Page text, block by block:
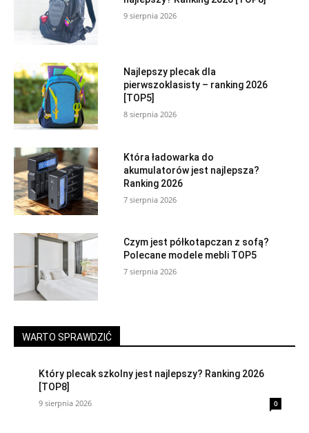
9 sierpnia 2026
Najlepszy plecak dla
pierwszoklasisty – ranking 2026
[TOP5]
8 sierpnia 2026
Która ładowarka do
akumulatorów jest najlepsza?
Ranking 2026
7 sierpnia 2026
Czym jest półkotapczan z sofą?
Polecane modele mebli TOP5
7 sierpnia 2026
WARTO SPRAWDZIĆ
Który plecak szkolny jest najlepszy? Ranking 2026
[TOP8]
9 sierpnia 2026 0